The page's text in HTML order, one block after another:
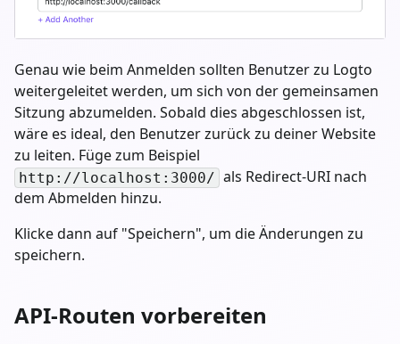
Genau wie beim Anmelden sollten Benutzer zu Logto
weitergeleitet werden, um sich von der gemeinsamen
Sitzung abzumelden. Sobald dies abgeschlossen ist,
wäre es ideal, den Benutzer zurück zu deiner Website
zu leiten. Füge zum Beispiel
http://localhost:3000/ als Redirect-URI nach
dem Abmelden hinzu.
Klicke dann auf "Speichern", um die Änderungen zu
speichern.
API-Routen vorbereiten